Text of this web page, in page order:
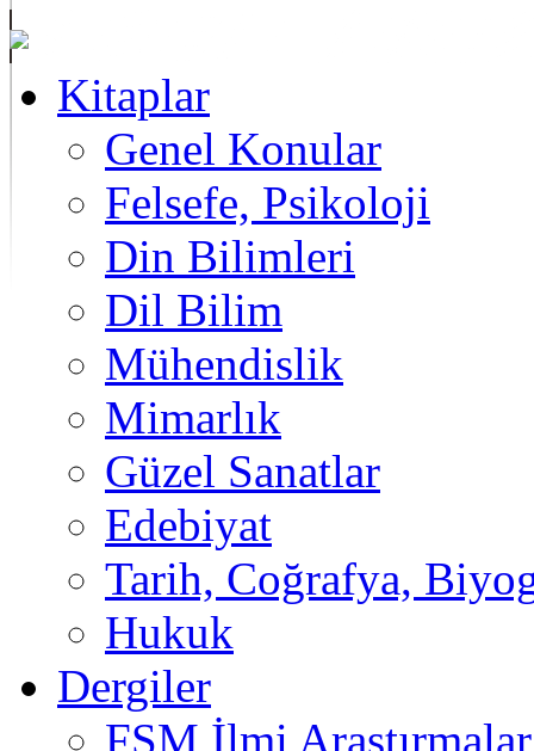
Kitaplar
Genel Konular
Felsefe, Psikoloji
Din Bilimleri
Dil Bilim
Mühendislik
Mimarlık
Güzel Sanatlar
Edebiyat
Tarih, Coğrafya,
Hukuk
Dergiler
FSM İlmi